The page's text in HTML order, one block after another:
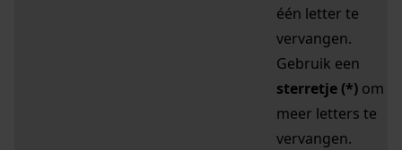
één letter te
vervangen.
Gebruik een
sterretje (*) om
meer letters te
vervangen.